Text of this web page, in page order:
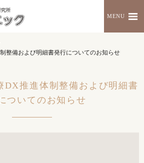
MENU
整備および明細書発行についてのお知らせ
DX推進体制整備および明細書
ついてのお知らせ